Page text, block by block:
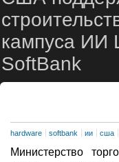
кампуса ИИ
SoftBank
hardware softbank ии сша
Министерство